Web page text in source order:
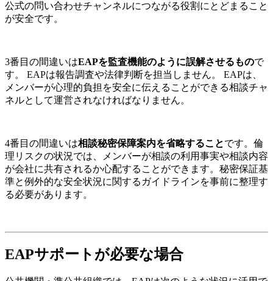
公式の問い合わせチャンネルにつながる役割にとどまること
が安全です。
3番目の間違いはEAPを監査機能のように誤解させるもので
す。 EAPは報告調査や法律判断を担当しません。 EAPは、
メンバーが心理的負担を安全に伝えることができる相談チャ
ネルとして運営されなければなりません。
4番目の間違いは相談秘密保障案内を省略することです。倫
理リスクの状況では、メンバーが相談の利用事実や相談内容
が会社に共有されるか心配することができます。秘密保証基
準と例外的な安全状況に関するガイドラインを事前に整理す
る必要があります。
EAPサポートが必要な場合